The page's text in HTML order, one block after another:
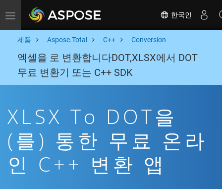
Toggle navigation 한국인
제품 Aspose.Total C++ Conversion
엑셀을 로 변환합니다DOT,XLSX에서 DOT
무료 변환기 또는 C++ SDK
XLSX To DOT을
(를) 통한 무료 온라
인 C++ 변환 앱